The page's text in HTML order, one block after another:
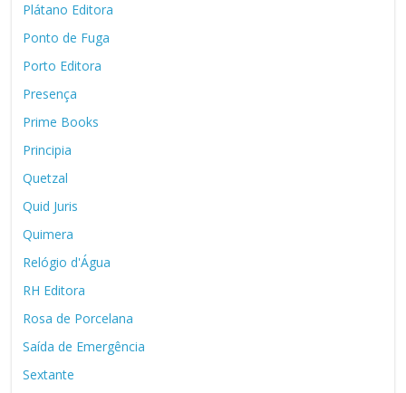
Plátano Editora
Ponto de Fuga
Porto Editora
Presença
Prime Books
Principia
Quetzal
Quid Juris
Quimera
Relógio d'Água
RH Editora
Rosa de Porcelana
Saída de Emergência
Sextante